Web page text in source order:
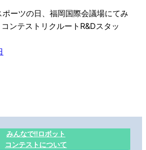
ーツの日、福岡国際会議場にてみ
ンテストリクルートR&Dスタッ
みんなで!!ロボット
コンテストについて